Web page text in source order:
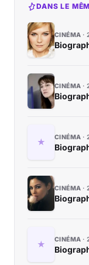
DANS LE
CINÉMA
CINÉMA
CINÉMA
CINÉMA
CINÉMA